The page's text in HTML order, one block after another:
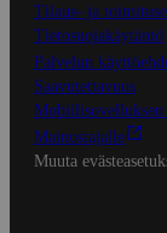
Tilaus- ja
Tietosuojakäytäntö
Palvelun
Saavutettavuus
Mobiilisovelluksen
Mainostajalle
Muuta